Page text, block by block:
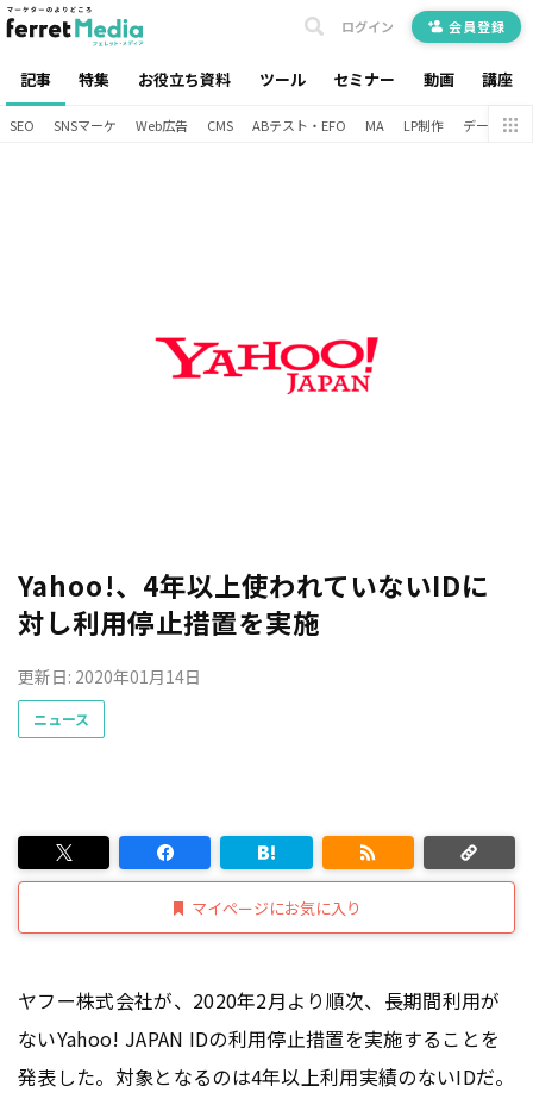
記事 特集 お役立ち資料 ツール セミナー 動画 講座
ログイン 会員登録
SEO SNSマーケ Web広告 CMS ABテスト・EFO MA LP制作 データ分析
Yahoo!、4年以上使われていないIDに
対し利用停止措置を実施
更新日: 2020年01月14日
ニュース
マイページにお気に入り
ヤフー株式会社が、2020年2月より順次、長期間利用が
ないYahoo! JAPAN IDの利用停止措置を実施することを
発表した。対象となるのは4年以上利用実績のないIDだ。